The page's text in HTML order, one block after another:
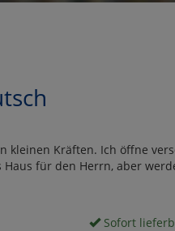
kleinen Kräften. Ich öffne
für den Herrn, aber
Sofort